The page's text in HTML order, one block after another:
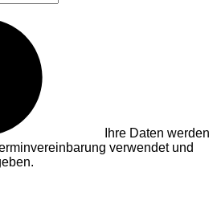
Ihre Daten werden
verwendet und